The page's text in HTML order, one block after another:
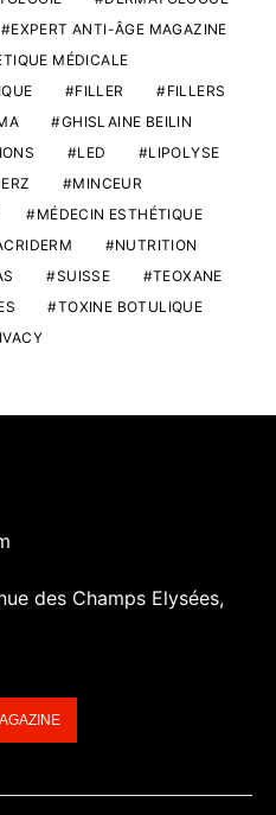
EXPERT ANTI-ÂGE MAGAZINE
MÉDICALE
FILLER
FILLERS
GHISLAINE BEILIN
LED
LIPOLYSE
MINCEUR
MÉDECIN ESTHÉTIQUE
NUTRITION
SUISSE
TEOXANE
TOXINE BOTULIQUE
des Champs Elysées,